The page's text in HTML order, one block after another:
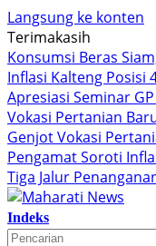
Langsung ke konten
Terimakasih
Konsumsi Beras
Inflasi Kalteng Posisi
Apresiasi Seminar
Vokasi Pertanian
Genjot Vokasi
Pengamat Soroti
Tiga Jalur
Indeks